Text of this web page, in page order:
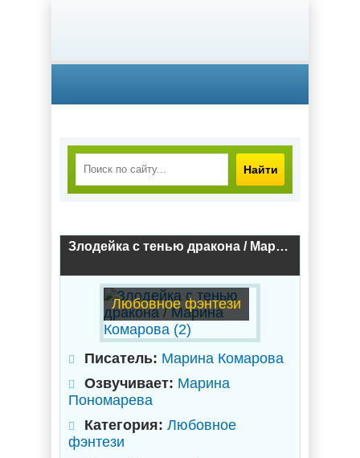
Найти
Злодейка с тенью дракона / Марина Комарова (2)
Любовное фэнтези
Писатель: Марина Комарова
Озвучивает: Марина
Пономарева
Категория: Любовное
фэнтези